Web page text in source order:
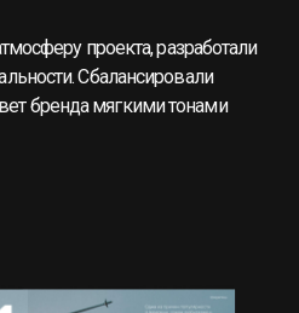
проекта, разработали
Сбалансировали
бренда мягкими тонами